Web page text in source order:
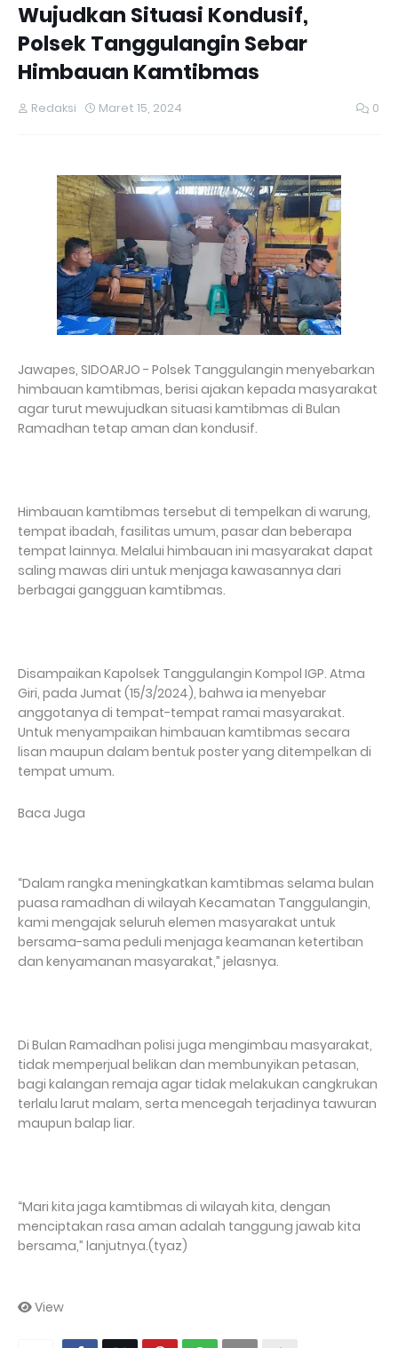
Wujudkan Situasi Kondusif,
Polsek Tanggulangin Sebar
Himbauan Kamtibmas
Redaksi Maret 15, 2024 0
Jawapes, SIDOARJO - Polsek Tanggulangin menyebarkan
himbauan kamtibmas, berisi ajakan kepada masyarakat
agar turut mewujudkan situasi kamtibmas di Bulan
Ramadhan tetap aman dan kondusif.
Himbauan kamtibmas tersebut di tempelkan di warung,
tempat ibadah, fasilitas umum, pasar dan beberapa
tempat lainnya. Melalui himbauan ini masyarakat dapat
saling mawas diri untuk menjaga kawasannya dari
berbagai gangguan kamtibmas.
Disampaikan Kapolsek Tanggulangin Kompol IGP. Atma
Giri, pada Jumat (15/3/2024), bahwa ia menyebar
anggotanya di tempat-tempat ramai masyarakat.
Untuk menyampaikan himbauan kamtibmas secara
lisan maupun dalam bentuk poster yang ditempelkan di
tempat umum.
Baca Juga
“Dalam rangka meningkatkan kamtibmas selama bulan
puasa ramadhan di wilayah Kecamatan Tanggulangin,
kami mengajak seluruh elemen masyarakat untuk
bersama-sama peduli menjaga keamanan ketertiban
dan kenyamanan masyarakat,” jelasnya.
Di Bulan Ramadhan polisi juga mengimbau masyarakat,
tidak memperjual belikan dan membunyikan petasan,
bagi kalangan remaja agar tidak melakukan cangkrukan
terlalu larut malam, serta mencegah terjadinya tawuran
maupun balap liar.
“Mari kita jaga kamtibmas di wilayah kita, dengan
menciptakan rasa aman adalah tanggung jawab kita
bersama,” lanjutnya.(tyaz)
View